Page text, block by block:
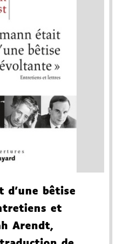
d'une bêtise
et
Arendt,